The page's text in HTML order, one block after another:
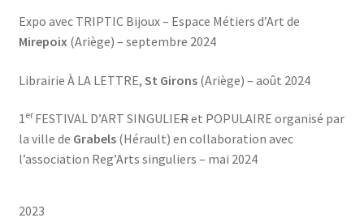
Expo avec TRIPTIC Bijoux – Espace Métiers d’Art de
Mirepoix(Ariège) – septembre 2024
Librairie À LA LETTRE, St Girons(Ariège) – août 2024
1er FESTIVAL D’ART SINGULIERet POPULAIRE organisé par
la ville de Grabels(Hérault) en collaboration avec
l’association Reg’Arts singuliers – mai 2024
2023